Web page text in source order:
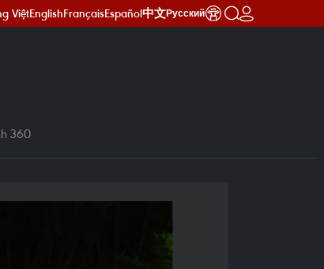
ViệtEnglishFrançaisEspañol中文Русский
360